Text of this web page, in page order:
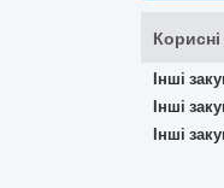
Інші
Інші
Інші